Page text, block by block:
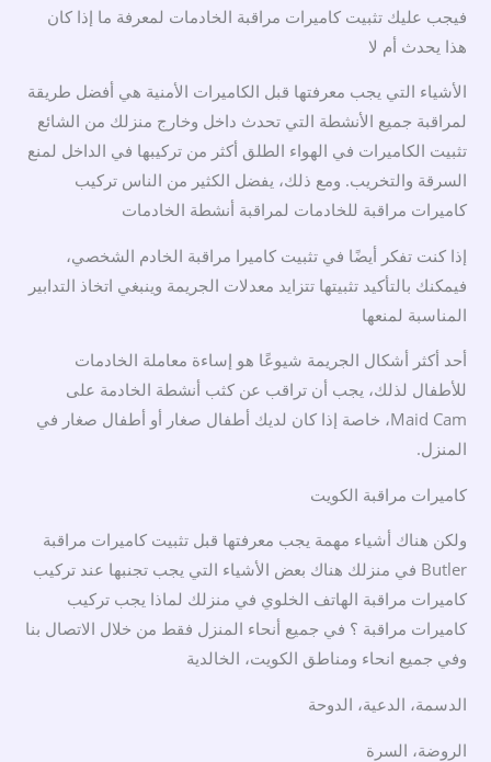
فيجب عليك تثبيت كاميرات مراقبة الخادمات لمعرفة ما إذا كان
هذا يحدث أم لا
الأشياء التي يجب معرفتها قبل الكاميرات الأمنية هي أفضل طريقة
لمراقبة جميع الأنشطة التي تحدث داخل وخارج منزلك من الشائع
تثبيت الكاميرات في الهواء الطلق أكثر من تركيبها في الداخل لمنع
السرقة والتخريب. ومع ذلك، يفضل الكثير من الناس تركيب
كاميرات مراقبة للخادمات لمراقبة أنشطة الخادمات
إذا كنت تفكر أيضًا في تثبيت كاميرا مراقبة الخادم الشخصي،
فيمكنك بالتأكيد تثبيتها تتزايد معدلات الجريمة وينبغي اتخاذ التدابير
المناسبة لمنعها
أحد أكثر أشكال الجريمة شيوعًا هو إساءة معاملة الخادمات
للأطفال لذلك، يجب أن تراقب عن كثب أنشطة الخادمة على
Maid Cam، خاصة إذا كان لديك أطفال صغار أو أطفال صغار في
المنزل.
كاميرات مراقبة الكويت
ولكن هناك أشياء مهمة يجب معرفتها قبل تثبيت كاميرات مراقبة
Butler في منزلك هناك بعض الأشياء التي يجب تجنبها عند تركيب
كاميرات مراقبة الهاتف الخلوي في منزلك لماذا يجب تركيب
كاميرات مراقبة ؟ في جميع أنحاء المنزل فقط من خلال الاتصال بنا
وفي جميع انحاء ومناطق الكويت، الخالدية
الدسمة، الدعية، الدوحة
الروضة، السرة